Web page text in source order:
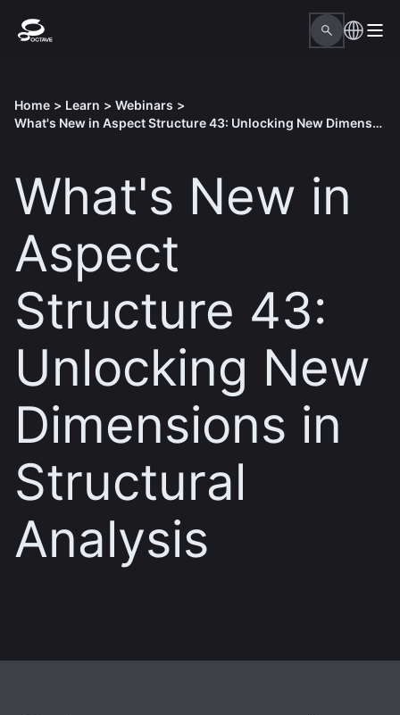
Home > Learn > Webinars >
What's New in Aspect Structure 43: Unlocking New Dimensions in Structural Analysis
What's New in
Aspect
Structure 43:
Unlocking New
Dimensions in
Structural
Analysis